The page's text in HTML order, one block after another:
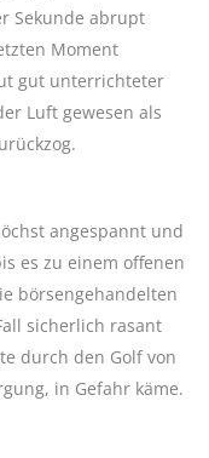
Sekunde abrupt
Moment
gut unterrichteter
Luft gewesen als
angespannt und
es zu einem offenen
börsengehandelten
sicherlich rasant
durch den Golf von
in Gefahr käme.